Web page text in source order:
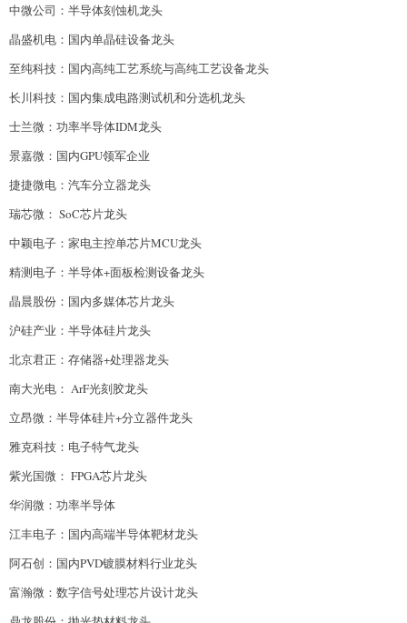
中微公司：半导体刻蚀机龙头
晶盛机电：国内单晶硅设备龙头
至纯科技：国内高纯工艺系统与高纯工艺设备龙头
长川科技：国内集成电路测试机和分选机龙头
士兰微：功率半导体IDM龙头
景嘉微：国内GPU领军企业
捷捷微电：汽车分立器龙头
瑞芯微： SoC芯片龙头
中颖电子：家电主控单芯片MCU龙头
精测电子：半导体+面板检测设备龙头
晶晨股份：国内多媒体芯片龙头
沪硅产业：半导体硅片龙头
北京君正：存储器+处理器龙头
南大光电： ArF光刻胶龙头
立昂微：半导体硅片+分立器件龙头
雅克科技：电子特气龙头
紫光国微： FPGA芯片龙头
华润微：功率半导体
江丰电子：国内高端半导体靶材龙头
阿石创：国内PVD镀膜材料行业龙头
富瀚微：数字信号处理芯片设计龙头